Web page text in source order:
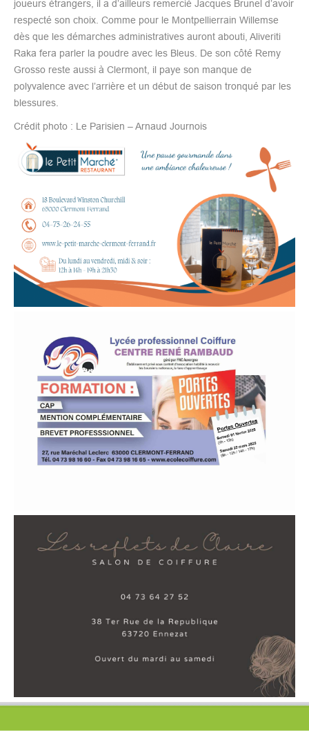
joueurs étrangers, il a d’ailleurs remercié Jacques Brunel d’avoir
respecté son choix. Comme pour le Montpellierrain Willemse
dès que les démarches administratives auront abouti, Aliveriti
Raka fera parler la poudre avec les Bleus. De son côté Remy
Grosso reste aussi à Clermont, il paye son manque de
polyvalence avec l’arrière et un début de saison tronqué par les
blessures.
Crédit photo : Le Parisien – Arnaud Journois